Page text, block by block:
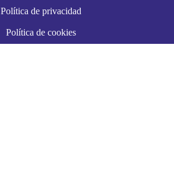
Política de privacidad
Política de cookies